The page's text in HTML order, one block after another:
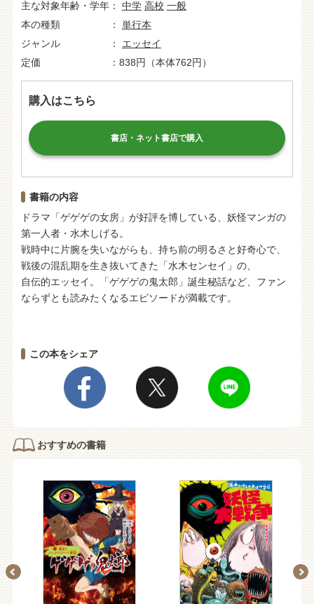
主な対象年齢・学年
中学 高校 一般
本の種類
単行本
ジャンル
エッセイ
定価
838円（本体762円）
購入はこちら
書店・ネット書店で購入
書籍の内容
ドラマ「ゲゲゲの女房」が好評を博している、妖怪マンガの
第一人者・水木しげる。
戦時中に片腕を失いながらも、持ち前の明るさと好奇心で、
戦後の混乱期を生き抜いてきた「水木センセイ」の、
自伝的エッセイ。「ゲゲゲの鬼太郎」誕生秘話など、ファン
ならずとも読みたくなるエピソードが満載です。
この本をシェア
おすすめの書籍